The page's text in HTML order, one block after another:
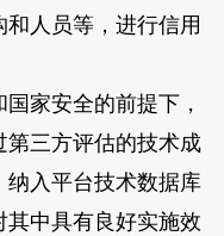
人员等，进行信用
家安全的前提下，
三方评估的技术成
入平台技术数据库
中具有良好实施效